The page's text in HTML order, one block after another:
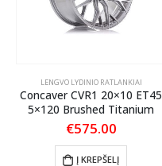
LENGVO LYDINIO RATLANKIAI
Concaver CVR1 20×10 ET45
5×120 Brushed Titanium
€575.00
Į KREPŠELĮ